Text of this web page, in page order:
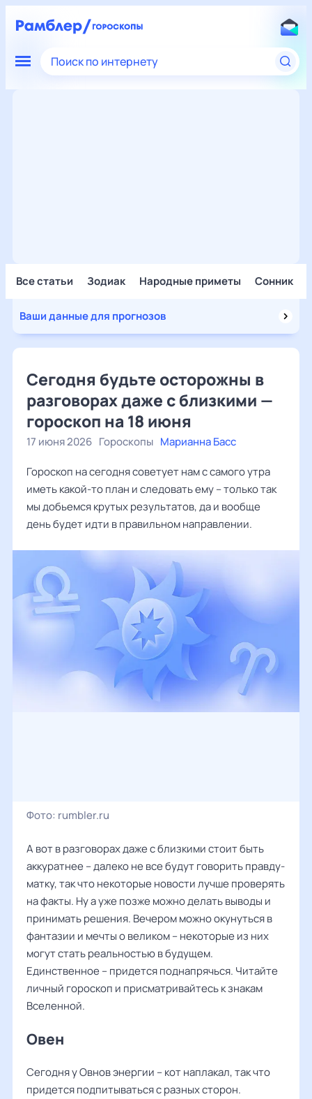
Поиск по интернету
Все статьи Зодиак Народные приметы Сонник
Ваши данные для прогнозов
Сегодня будьте осторожны в
разговорах даже с близкими —
гороскоп на 18 июня
17 июня 2026 Гороскопы Марианна Басс
Гороскоп на сегодня советует нам с самого утра
иметь какой-то план и следовать ему – только так
мы добьемся крутых результатов, да и вообще
день будет идти в правильном направлении.
Фото: rumbler.ru
А вот в разговорах даже с близкими стоит быть
аккуратнее – далеко не все будут говорить правду-
матку, так что некоторые новости лучше проверять
на факты. Ну а уже позже можно делать выводы и
принимать решения. Вечером можно окунуться в
фантазии и мечты о великом – некоторые из них
могут стать реальностью в будущем.
Единственное – придется поднапрячься. Читайте
личный гороскоп и присматривайтесь к знакам
Вселенной.
Овен
Сегодня у Овнов энергии – кот наплакал, так что
придется подпитываться с разных сторон.